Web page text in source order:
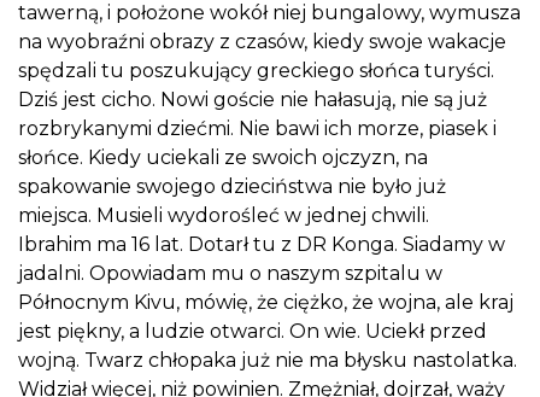
tawerną, i położone wokół niej bungalowy, wymusza
na wyobraźni obrazy z czasów, kiedy swoje wakacje
spędzali tu poszukujący greckiego słońca turyści.
Dziś jest cicho. Nowi goście nie hałasują, nie są już
rozbrykanymi dziećmi. Nie bawi ich morze, piasek i
słońce. Kiedy uciekali ze swoich ojczyzn, na
spakowanie swojego dzieciństwa nie było już
miejsca. Musieli wydorośleć w jednej chwili.
Ibrahim ma 16 lat. Dotarł tu z DR Konga. Siadamy w
jadalni. Opowiadam mu o naszym szpitalu w
Północnym Kivu, mówię, że ciężko, że wojna, ale kraj
jest piękny, a ludzie otwarci. On wie. Uciekł przed
wojną. Twarz chłopaka już nie ma błysku nastolatka.
Widział więcej, niż powinien. Zmężniał, dojrzał, waży